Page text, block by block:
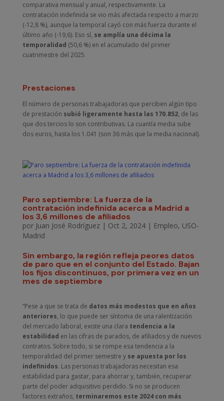
comparativa mensual y anual, respectivamente. La
contratación indefinida se vio más afectada respecto a marzo
(-12,8 %), aunque la temporal cayó con más fuerza durante el
último año (-19,6). Eso sí, se amplía una décima la
temporalidad (50,6 %) en el acumulado del primer
cuatrimestre del 2025.
Prestaciones
El número de personas trabajadoras que perciben algún tipo
de prestación subió ligeramente hasta las 170.852, de las
que dos tercios lo son contributivas. La cuantía media sube
dos euros, hasta los 1.041 (son 36 más que la media nacional).
Paro septiembre: La fuerza de la
contratación indefinida acerca a Madrid a
los 3,6 millones de afiliados
por Juan José Rodríguez| Oct 2, 2024| Empleo, USO-
Madrid
Sin embargo, la región refleja peores datos
de paro que en el conjunto del Estado. Bajan
los fijos discontinuos, por primera vez en un
mes de septiembre
“Pese a que se trata de datos más modestos que en años
anteriores, lo que puede ser síntoma de una ralentización
del mercado laboral, existe una clara tendencia a la
estabilidad en las cifras de parados, de afiliados y de nuevos
contratos. Sobre todo, si se rompe esa tendencia a la
temporalidad del primer semestre y se apuesta por los
indefinidos. Las personas trabajadoras necesitan esa
estabilidad para gastar, para ahorrar y, también, recuperar
parte del poder adquisitivo perdido. Si no se producen
factores extraños, terminaremos este 2024 con más